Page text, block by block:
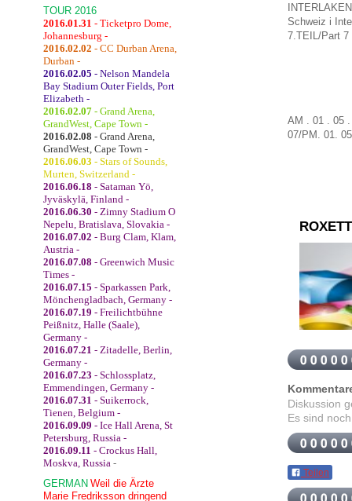
INTERLAKEN
Schweiz i
7.TEIL/Part 7
AM . 01 . 05
07/PM 01
Diskussion
Es sind
Teilen
TOUR 2016
2016.01.31 - Ticketpro Dome,
Johannesburg -
2016.02.02 - CC Durban Arena,
Durban -
2016.02.05 - Nelson Mandela
Bay Stadium Outer Fields, Port
Elizabeth -
2016.02.07 - Grand Arena,
GrandWest, Cape Town -
2016.02.08 - Grand Arena,
GrandWest, Cape Town -
2016.06.03 - Stars of Sounds,
Murten, Switzerland -
2016.06.18 - Sataman Yö,
Jyväskylä, Finland -
2016.06.30 - Zimny Stadium O
Nepelu, Bratislava, Slovakia -
2016.07.02 - Burg Clam, Klam,
Austria -
2016.07.08 - Greenwich Music
Times -
2016.07.15 - Sparkassen Park,
Mönchengladbach, Germany -
2016.07.19 - Freilichtbühne
Peißnitz, Halle (Saale),
Germany -
2016.07.21 - Zitadelle, Berlin,
Germany -
2016.07.23 - Schlossplatz,
Emmendingen, Germany -
2016.07.31 - Suikerrock,
Tienen, Belgium -
2016.09.09 - Ice Hall Arena, St
Petersburg, Russia -
2016.09.11 - Crockus Hall,
Moskva, Russia -
GERMAN Weil die Ärzte
Marie Fredriksson dringend